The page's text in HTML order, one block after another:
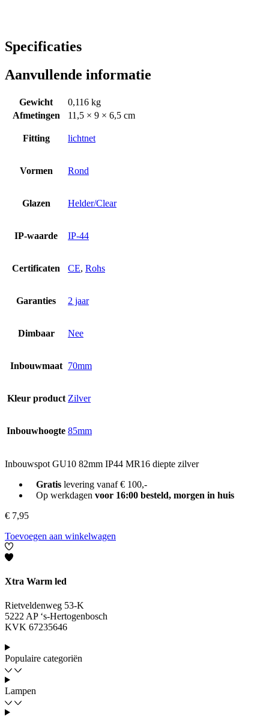
Specificaties
Aanvullende informatie
Gewicht
0,116 kg
Afmetingen
11,5 × 9 × 6,5 cm
Fitting lichtnet
Vormen Rond
Glazen Helder/Clear
IP-waarde IP-44
Certificaten CE, Rohs
Garanties 2 jaar
Dimbaar Nee
Inbouwmaat 70mm
Kleur product Zilver
Inbouwhoogte 85mm
Inbouwspot GU10 82mm IP44 MR16 diepte zilver
Gratislevering vanaf € 100,-
Op werkdagen voor 16:00 besteld, morgen in huis
€ 7,95
Toevoegen aan winkelwagen
Xtra Warm led
Rietveldenweg 53-K
5222 AP ‘s-Hertogenbosch
KVK 67235646
Populaire categoriën
Lampen